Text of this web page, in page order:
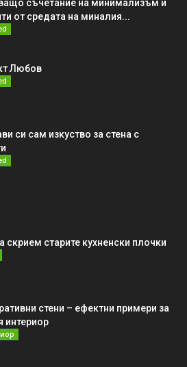
съчетание на минимализъм и
от средата на миналия...
Любов
си сам изкуство за стена с
скрием старите кухненски плочки
стени – ефектни примери за
интериор